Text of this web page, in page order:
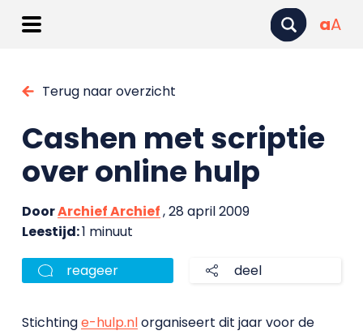
aA
Terug naar overzicht
Cashen met scriptie
over online hulp
DoorArchief Archief, 28 april 2009
Leestijd:1 minuut
reageer deel
Stichtinge-hulp.nlorganiseert dit jaar voor de